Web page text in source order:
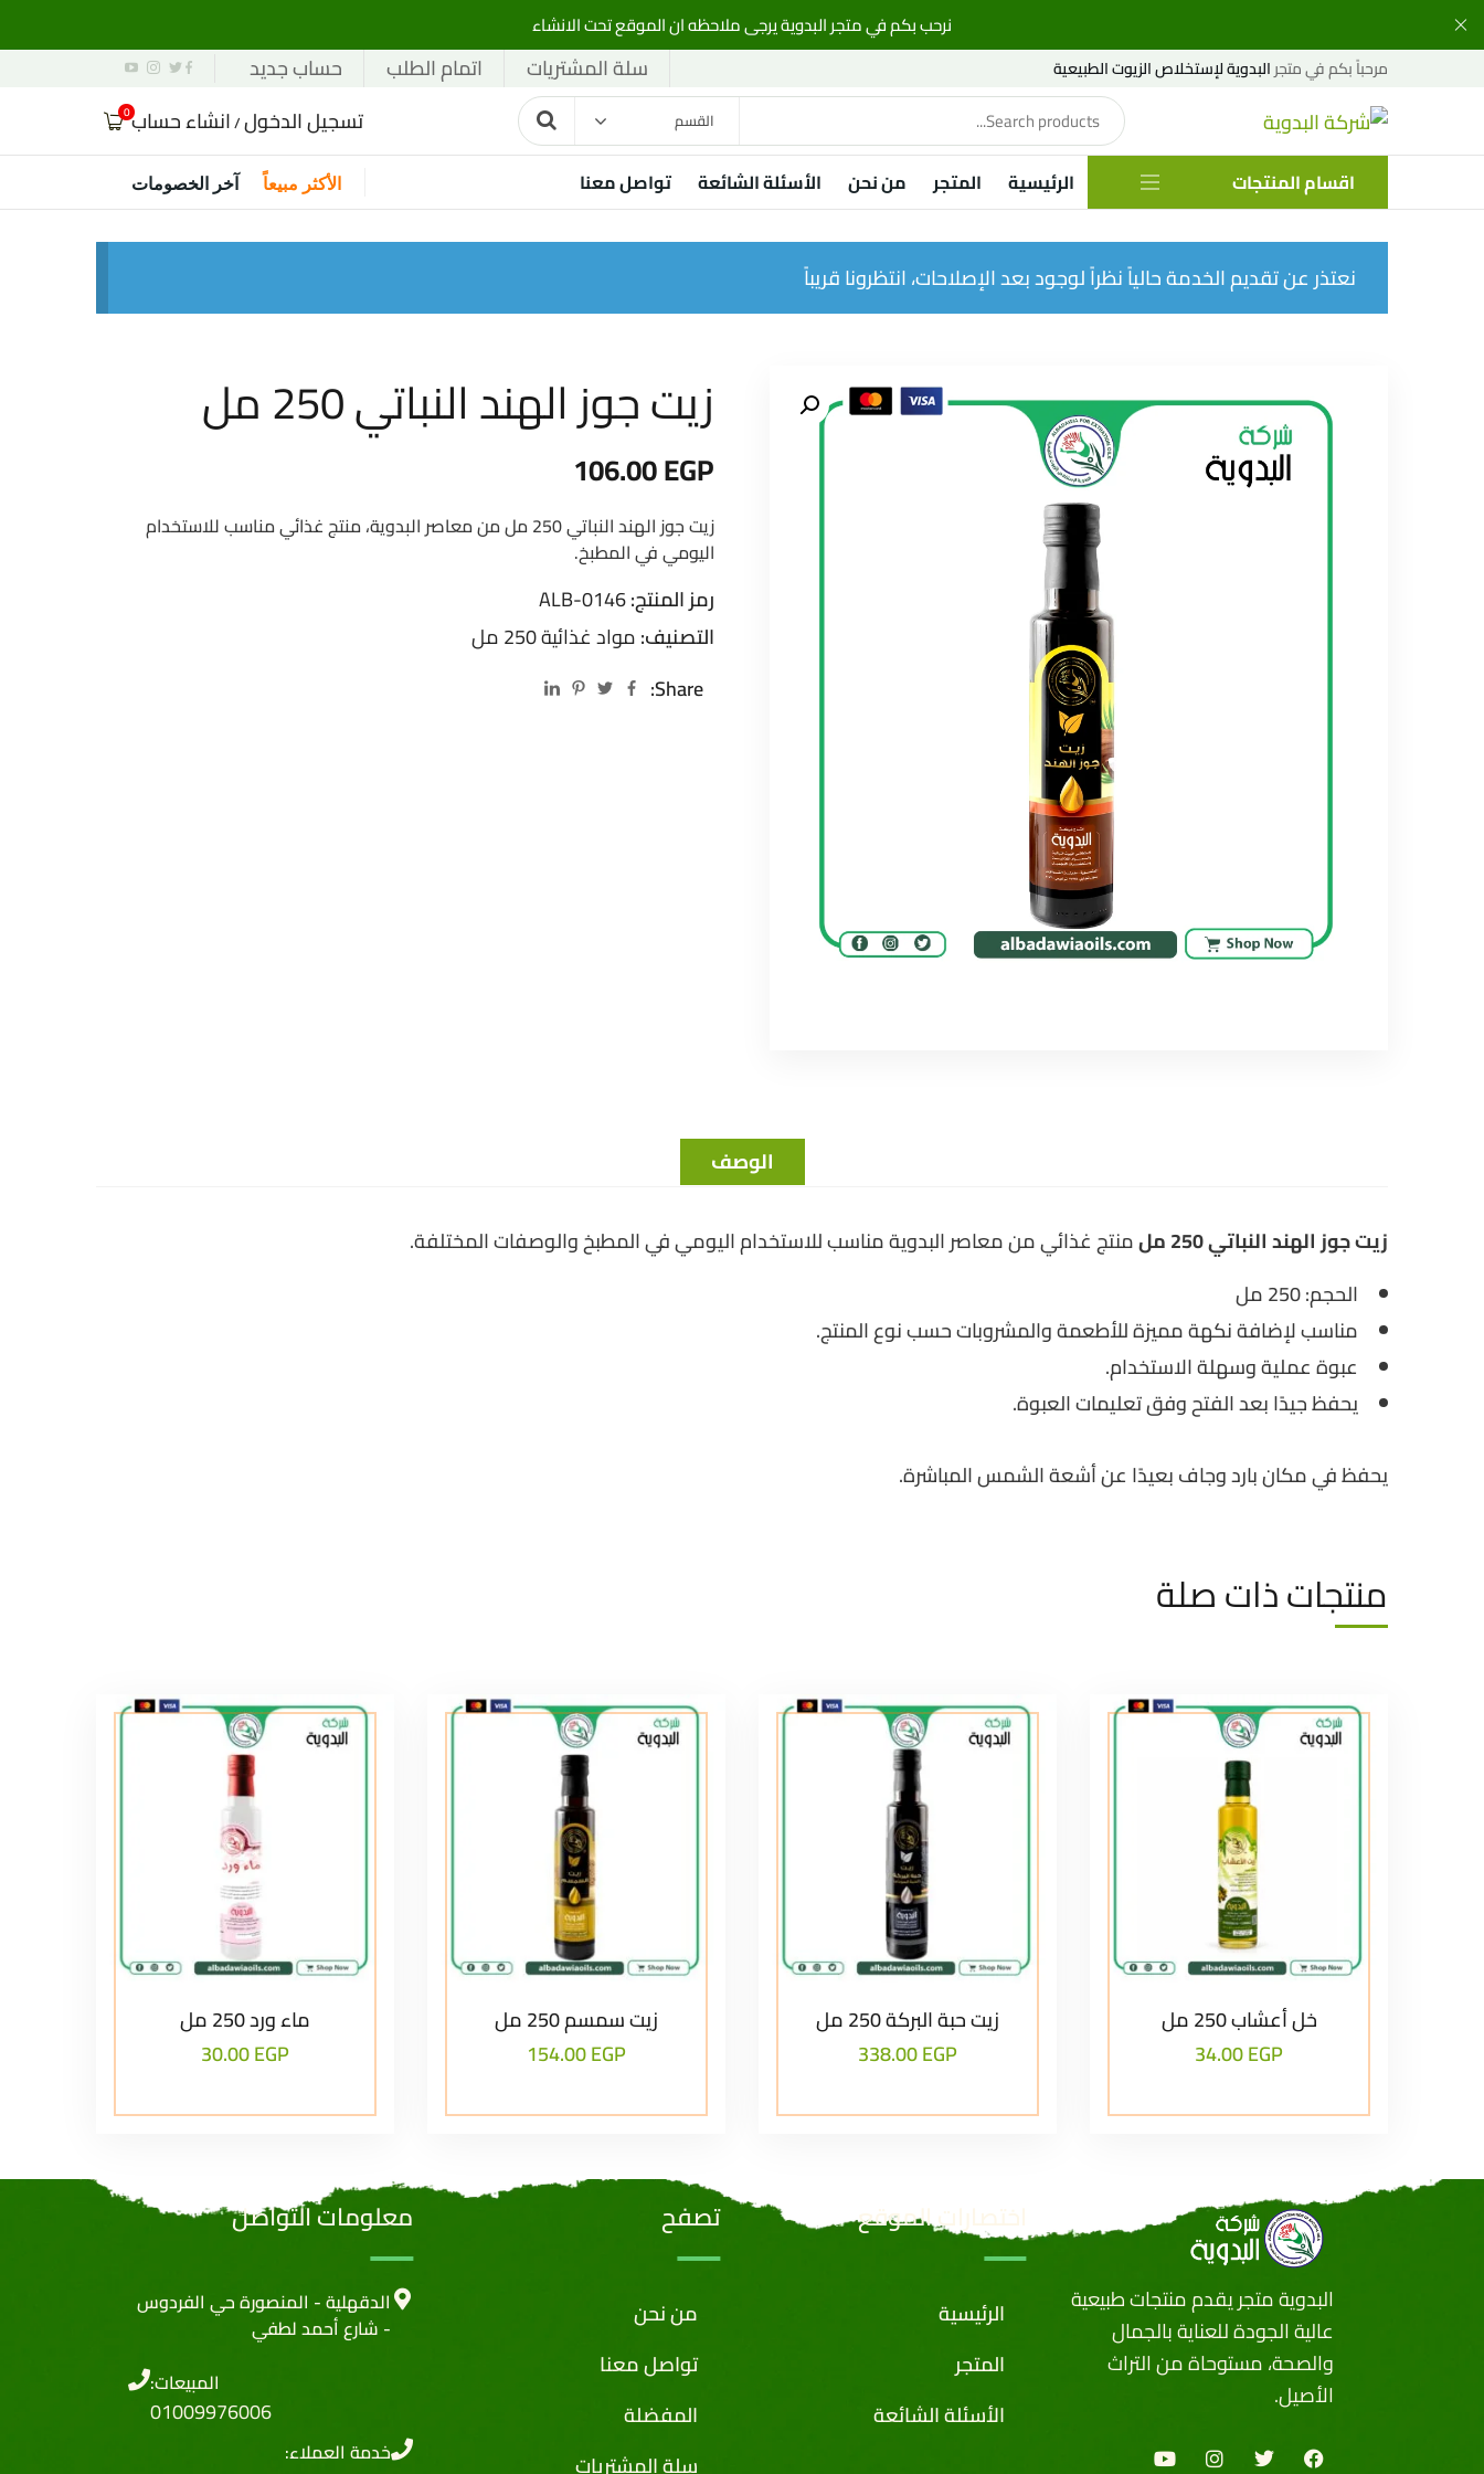
نرحب بكم في متجر البدوية يرجى ملاحظه ان الموقع تحت الانشاء
مرحباً بكم في متجرالبدوية لإستخلاص الزيوت الطبيعية سلة المشتريات اتمام الطلب حساب جديد
القسم تسجيل الدخول/انشاء حساب0
اقسام المنتجات الرئيسية المتجر من نحن الأسئلة الشائعة تواصل معنا الأكثر مبيعاً آخر الخصومات
نعتذر عن تقديم الخدمة حالياً نظراً لوجود بعد الإصلاحات، انتظرونا قريباً
زيت جوز الهند النباتي 250 مل
106.00EGP
زيت جوز الهند النباتي 250 مل من معاصر البدوية، منتج غذائي مناسب للاستخدام
اليومي في المطبخ.
رمز المنتج:ALB-0146
التصنيف:مواد غذائية 250 مل
Share:
الوصف
زيت جوز الهند النباتي 250 مل
منتج غذائي من معاصر البدوية مناسب للاستخدام اليومي في المطبخ والوصفات المختلفة.
الحجم: 250 مل
مناسب لإضافة نكهة مميزة للأطعمة والمشروبات حسب نوع المنتج.
عبوة عملية وسهلة الاستخدام.
يحفظ جيدًا بعد الفتح وفق تعليمات العبوة.
يحفظ في مكان بارد وجاف بعيدًا عن أشعة الشمس المباشرة.
منتجات ذات صلة
خل أعشاب 250 مل
34.00EGP
زيت حبة البركة 250 مل
338.00EGP
زيت سمسم 250 مل
154.00EGP
ماء ورد 250 مل
30.00EGP
البدوية متجر يقدم منتجات طبيعية
عالية الجودة للعناية بالجمال
والصحة، مستوحاة من التراث
الأصيل.
اختصارات الموقع
الرئيسية
المتجر
الأسئلة الشائعة
تصفح
من نحن
تواصل معنا
المفضلة
سلة المشتريات
معلومات التواصل
الدقهلية - المنصورة حي الفردوس
- شارع أحمد لطفي
المبيعات:
01009976006
خدمة العملاء: